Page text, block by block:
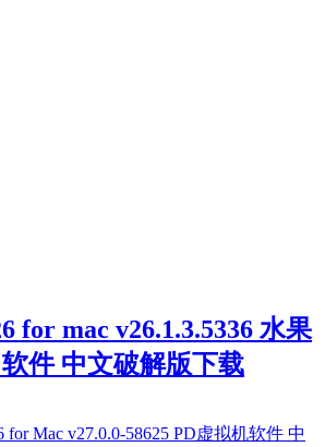
for mac v26.1.3.5336 水果
件 中文破解版下载